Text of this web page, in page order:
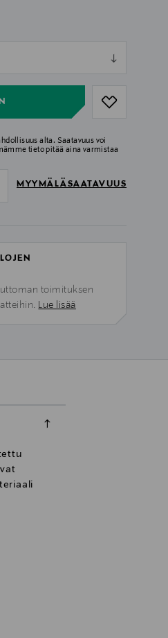
alta. Saatavuus voi
tieto pitää aina varmistaa
MYYMÄLÄSAATAVUUS
toimituksen
Lue lisää